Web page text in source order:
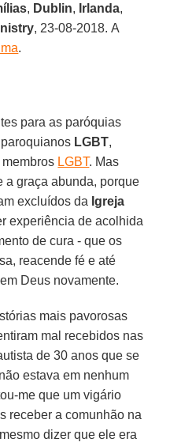
, Dublin, Irlanda,
, 23-08-2018. A
.
para as paróquias
LGBT,
LGBT. Mas
a graça abunda, porque
excluídos da Igreja
experiência de acolhida
de cura - que os
reacende fé e até
Deus novamente.
mais pavorosas
mal recebidos nas
de 30 anos que se
estava em nenhum
me que um vigário
receber a comunhão na
dizer que ele era